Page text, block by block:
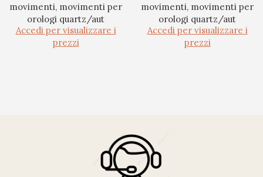
movimenti, movimenti per
orologi quartz/aut
Accedi per visualizzare i
prezzi
movimenti, movimenti per
orologi quartz/aut
Accedi per visualizzare i
prezzi